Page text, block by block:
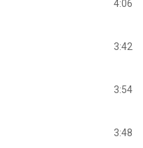
4:06
3:42
3:54
3:48